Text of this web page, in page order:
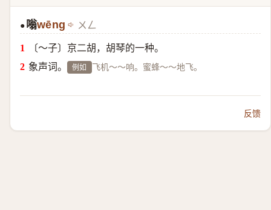
● 嗡wēng ㄨㄥ
〔～子〕京二胡，胡琴的一种。
象声词。
例如 飞机～～响。蜜蜂～～地飞。
反馈